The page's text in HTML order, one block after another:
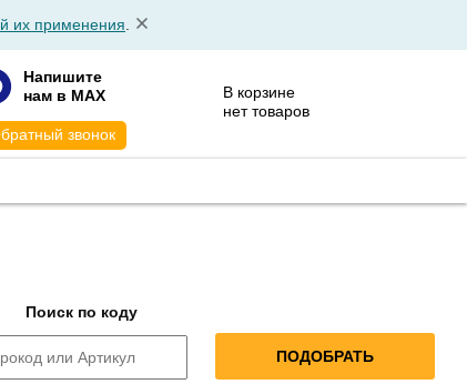
их применения
Напишите
нам в MAX
звонок
В корзине
нет товаров
Поиск по коду